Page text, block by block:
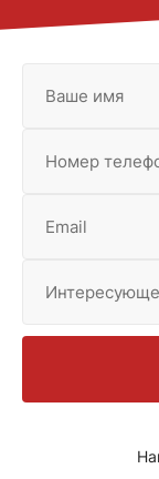
Ваше имя
Номер
Email